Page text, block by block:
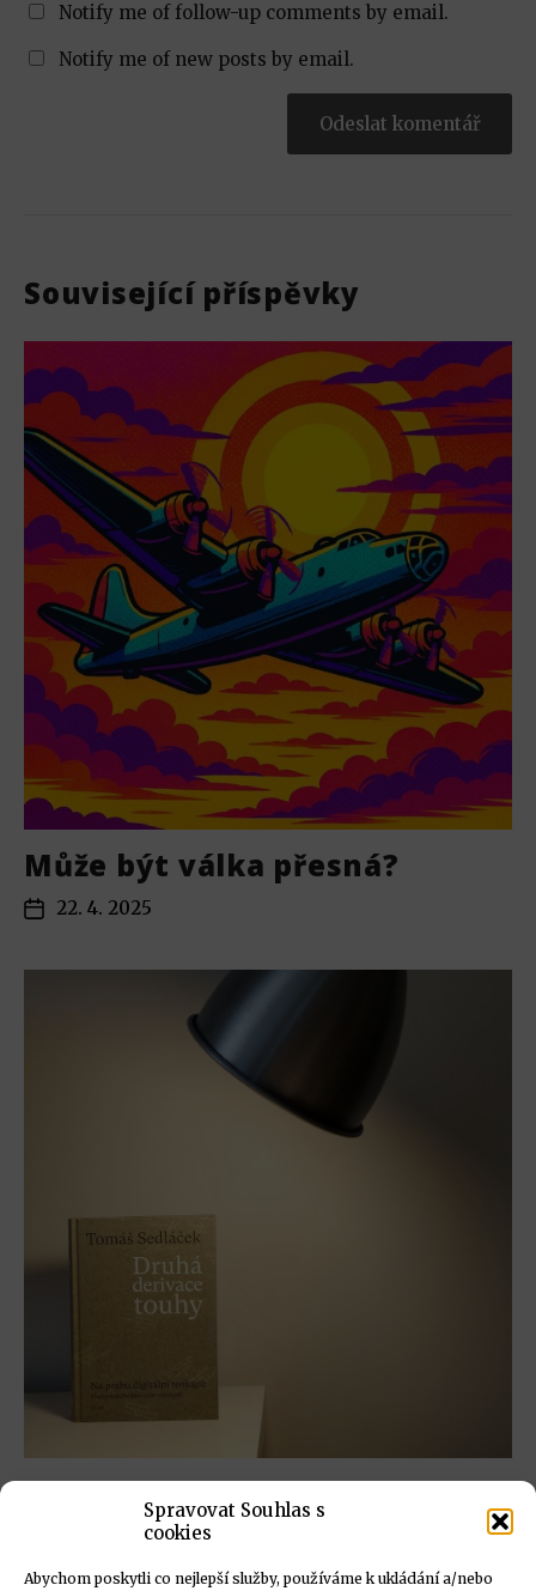
Spravovat Souhlas s
cookies
Abychom poskytli co nejlepší služby, používáme k ukládání a/nebo
Notify me of follow-up comments by email.
Notify me of new posts by email.
Související příspěvky
Může být válka přesná?
22. 4. 2025
Sedláčkova migrace do
digitálního habitatu
27. 12. 2021